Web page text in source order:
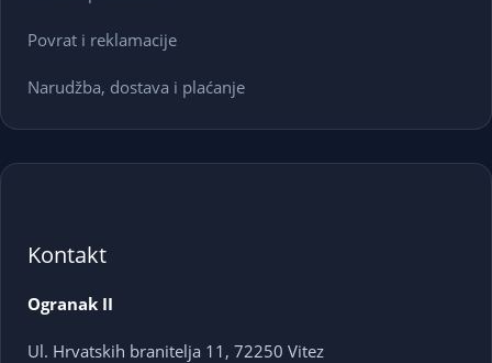
Povrat i reklamacije
Narudžba, dostava i plaćanje
Kontakt
Ogranak II
Ul. Hrvatskih branitelja 11, 72250 Vitez